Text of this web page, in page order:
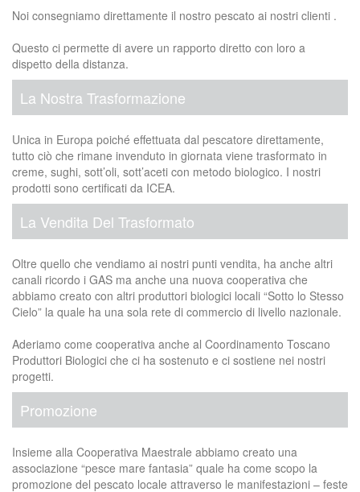
Noi consegniamo direttamente il nostro pescato ai nostri clienti .
Questo ci permette di avere un rapporto diretto con loro a
dispetto della distanza.
La Nostra Trasformazione
Unica in Europa poiché effettuata dal pescatore direttamente,
tutto ciò che rimane invenduto in giornata viene trasformato in
creme, sughi, sott’oli, sott’aceti con metodo biologico. I nostri
prodotti sono certificati da ICEA.
La Vendita Del Trasformato
Oltre quello che vendiamo ai nostri punti vendita, ha anche altri
canali ricordo i GAS ma anche una nuova cooperativa che
abbiamo creato con altri produttori biologici locali “Sotto lo Stesso
Cielo” la quale ha una sola rete di commercio di livello nazionale.
Aderiamo come cooperativa anche al Coordinamento Toscano
Produttori Biologici che ci ha sostenuto e ci sostiene nei nostri
progetti.
Promozione
Insieme alla Cooperativa Maestrale abbiamo creato una
associazione “pesce mare fantasia” quale ha come scopo la
promozione del pescato locale attraverso le manifestazioni – feste